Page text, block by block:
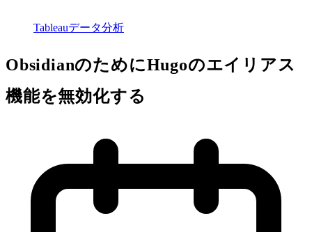
Tableauデータ分析
ObsidianのためにHugoのエイリアス
機能を無効化する